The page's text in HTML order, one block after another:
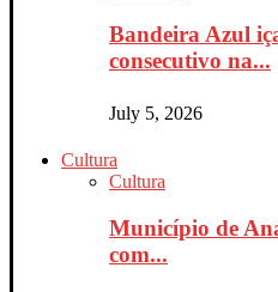
Bandeira Azul
consecutivo na...
July 5, 2026
Cultura
Cultura
Município de
com...